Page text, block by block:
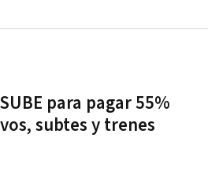
para pagar 55%
subtes y trenes